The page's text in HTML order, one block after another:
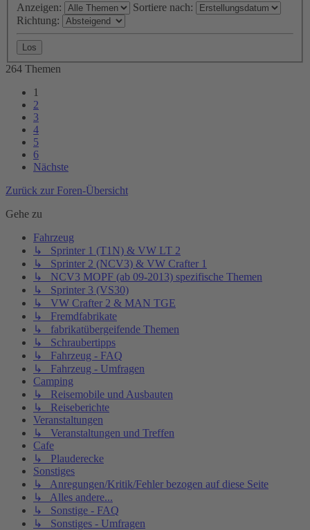
Anzeigen:
Sortiere nach:
Richtung:
264 Themen
1
2
3
4
5
6
Nächste
Zurück zur Foren-Übersicht
Gehe zu
Fahrzeug
↳ Sprinter 1 (T1N) & VW LT 2
↳ Sprinter 2 (NCV3) & VW Crafter 1
↳ NCV3 MOPF (ab 09-2013) spezifische Themen
↳ Sprinter 3 (VS30)
↳ VW Crafter 2 & MAN TGE
↳ Fremdfabrikate
↳ fabrikatübergeifende Themen
↳ Schraubertipps
↳ Fahrzeug - FAQ
↳ Fahrzeug - Umfragen
Camping
↳ Reisemobile und Ausbauten
↳ Reiseberichte
Veranstaltungen
↳ Veranstaltungen und Treffen
Cafe
↳ Plauderecke
Sonstiges
↳ Anregungen/Kritik/Fehler bezogen auf diese Seite
↳ Alles andere...
↳ Sonstige - FAQ
↳ Sonstiges - Umfragen